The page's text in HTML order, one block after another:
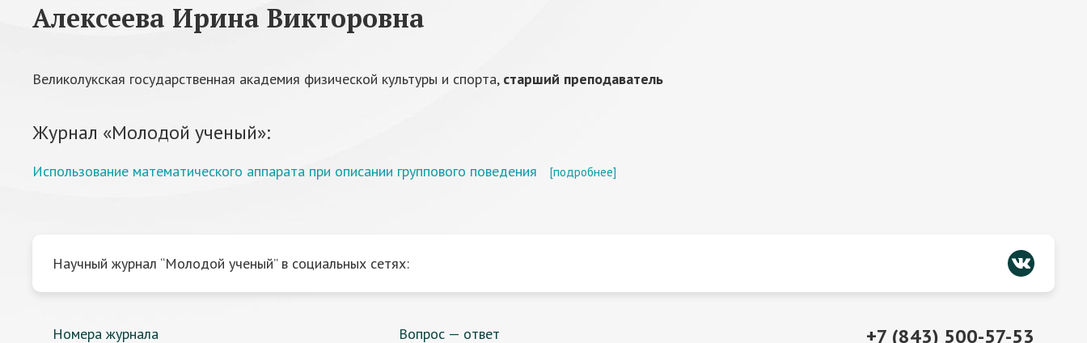
Алексеева Ирина Викторовна
Великолукская государственная академия физической культуры и спорта, старший преподаватель
Журнал «Молодой ученый»:
Использование математического аппарата при описании группового поведения [подробнее]
Научный журнал “Молодой ученый” в социальных сетях:
Номера журнала Вопрос — ответ +7 (843) 500-57-53